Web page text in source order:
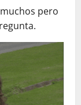
pero